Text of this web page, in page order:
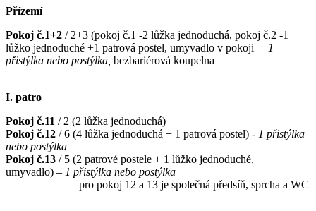
Přízemí
Pokoj č.1+2 / 2+3 (pokoj č.1 -2 lůžka jednoduchá, pokoj č.2 -1
lůžko jednoduché +1 patrová postel, umyvadlo v pokoji – 1
přistýlka nebo postýlka, bezbariérová koupelna
I. patro
Pokoj č.11 / 2 (2 lůžka jednoduchá)
Pokoj č.12 / 6 (4 lůžka jednoduchá + 1 patrová postel) - 1 přistýlka
nebo postýlka
Pokoj č.13 / 5 (2 patrové postele + 1 lůžko jednoduché,
umyvadlo) – 1 přistýlka nebo postýlka
pro pokoj 12 a 13 je společná předsíň, sprcha a WC